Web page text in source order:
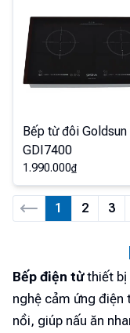
Bếp từ đôi Goldsun
GDI7400
1.990.000₫
1 2 3
Bếp điện từthiết bị
nghệ cảm ứng điện
nồi, giúp nấu ăn